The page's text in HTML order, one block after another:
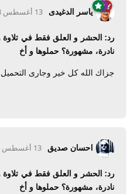
ياسر الدغيدى 13 أغسطس 2008
رد: الحشر و العلق فقط في
نادرة، مشهورة؟ حملوها و أخ
جزاك الله كل خير وجارى التحميل
احسان صديق 13 أغسطس 2008
رد: الحشر و العلق فقط في
نادرة، مشهورة؟ حملوها و أخ